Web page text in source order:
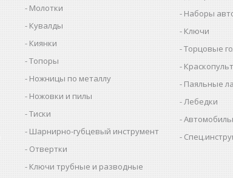
Молотки
Кувалды
Киянки
Топоры
Ножницы по металлу
Ножовки и пилы
Тиски
Шарнирно-губцевый инструмент
Отвертки
Ключи трубные и разводные
Наборы
Ключи
Торцовые
Паяльные
Лебедки